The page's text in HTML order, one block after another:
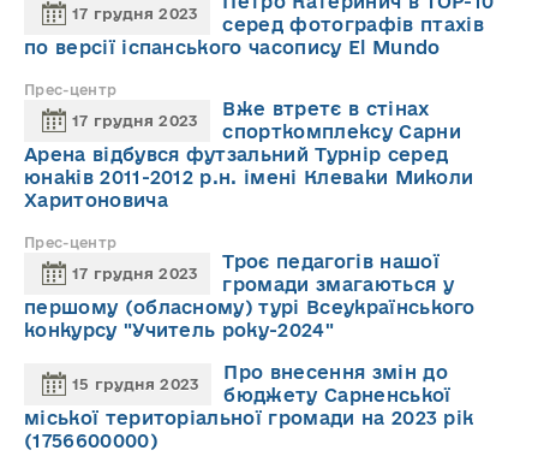
17 грудня 2023
серед фотографів птахів
по версії іспанського часопису El Mundo
Прес-центр
17 грудня 2023
Вже втретє в стінах
спорткомплексу Сарни
Арена відбувся футзальний Турнір серед
юнаків 2011-2012 р.н. імені Клеваки Миколи
Харитоновича
Прес-центр
17 грудня 2023
Троє педагогів нашої
громади змагаються у
першому (обласному) турі Всеукраїнського
конкурсу "Учитель року-2024"
15 грудня 2023
Про внесення змін до
бюджету Сарненської
міської територіальної громади на 2023 рік
(1756600000)